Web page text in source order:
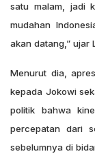
satu malam, jadi
mudahan
akan datang,” ujar
Menurut dia,
kepada Jokowi
politik bahwa
percepatan dari
sebelumnya di